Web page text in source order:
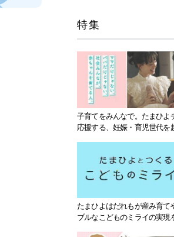
特集
子育てをみんなで。たまひよ
応援する、妊娠・育児世代を
たまひよはだれもが産み育
ブルなこどものミライの実現